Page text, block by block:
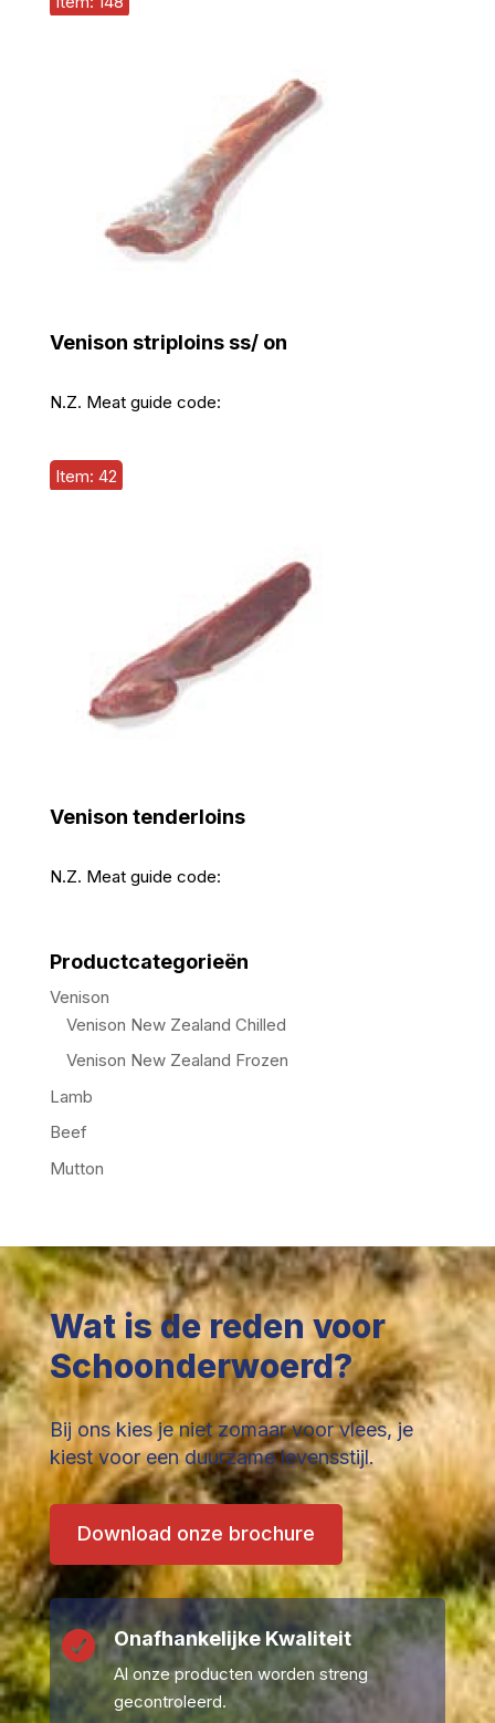
Venison striploins ss/ on
N.Z. Meat guide code:
Item: 42
Venison tenderloins
N.Z. Meat guide code:
Productcategorieën
Venison
Venison New Zealand Chilled
Venison New Zealand Frozen
Lamb
Beef
Mutton
Wat is de reden voor
Schoonderwoerd?
Bij ons kies je niet zomaar voor vlees, je
kiest voor een duurzame levensstijl.
Download onze brochure
 Onafhankelijke Kwaliteit
Al onze producten worden streng
gecontroleerd.